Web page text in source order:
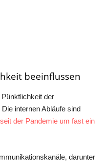
beeinflussen
der
internen Abläufe sind
der Pandemie um fast ein
darunter